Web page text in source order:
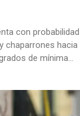
con
chaparrones
de mínima...